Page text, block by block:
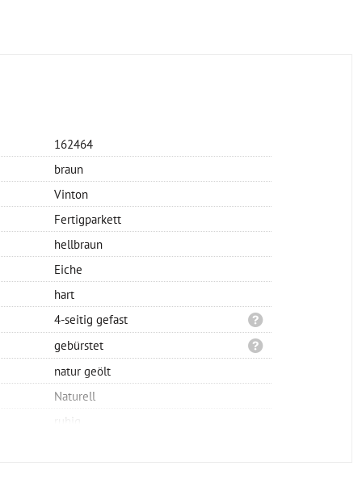
162464
braun
Vinton
Fertigparkett
hellbraun
Eiche
hart
4-seitig gefast
gebürstet
natur geölt
Naturell
ruhig